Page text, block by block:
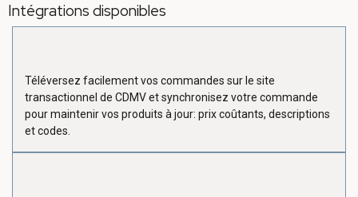
Intégrations disponibles
Téléversez facilement vos commandes sur le site
transactionnel de CDMV et synchronisez votre commande
pour maintenir vos produits à jour: prix coûtants, descriptions
et codes.